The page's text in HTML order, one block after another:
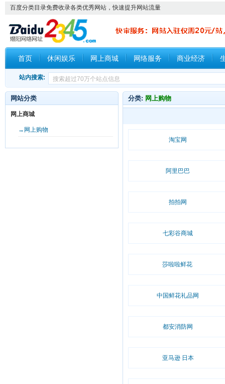
百度分类目录免费收录各类优秀网站，快速提升网站流量
首页 休闲娱乐 网上商城 网络服务 商业经济
站内搜索:
分类: 网上购物
淘宝网
阿里巴巴
拍拍网
七彩谷商城
莎啦啦鲜花
中国鲜花礼品网
都安消防网
亚马逊 日本
网站分类
网上商城
→网上购物